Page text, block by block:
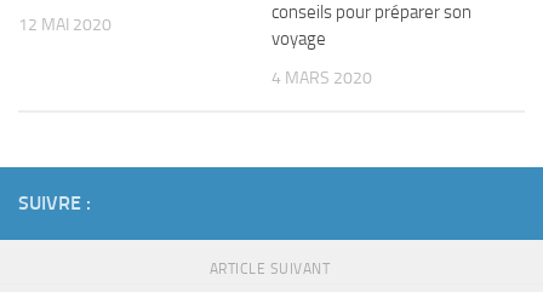
12 MAI 2020
conseils pour préparer son
voyage
4 MARS 2020
SUIVRE :
ARTICLE SUIVANT